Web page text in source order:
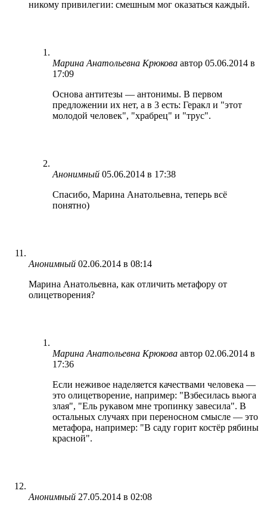
никому привилегии: смешным мог оказаться каждый.
Марина Анатольевна Крюкова автор 05.06.2014 в
17:09
Основа антитезы — антонимы. В первом
предложении их нет, а в 3 есть: Геракл и "этот
молодой человек", "храбрец" и "трус".
Анонимный 05.06.2014 в 17:38
Спасибо, Марина Анатольевна, теперь всё
понятно)
Анонимный 02.06.2014 в 08:14
Марина Анатольевна, как отличить метафору от
олицетворения?
Марина Анатольевна Крюкова автор 02.06.2014 в
17:36
Если неживое наделяется качествами человека —
это олицетворение, например: "Взбесилась вьюга
злая", "Ель рукавом мне тропинку завесила". В
остальных случаях при переносном смысле — это
метафора, например: "В саду горит костёр рябины
красной".
Анонимный 27.05.2014 в 02:08